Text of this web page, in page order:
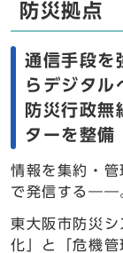
防災拠点
通信手段
らデジタ
防災行政無
ターを整備
情報を集約・
で発信する――
東大阪市防災
化」と「危機